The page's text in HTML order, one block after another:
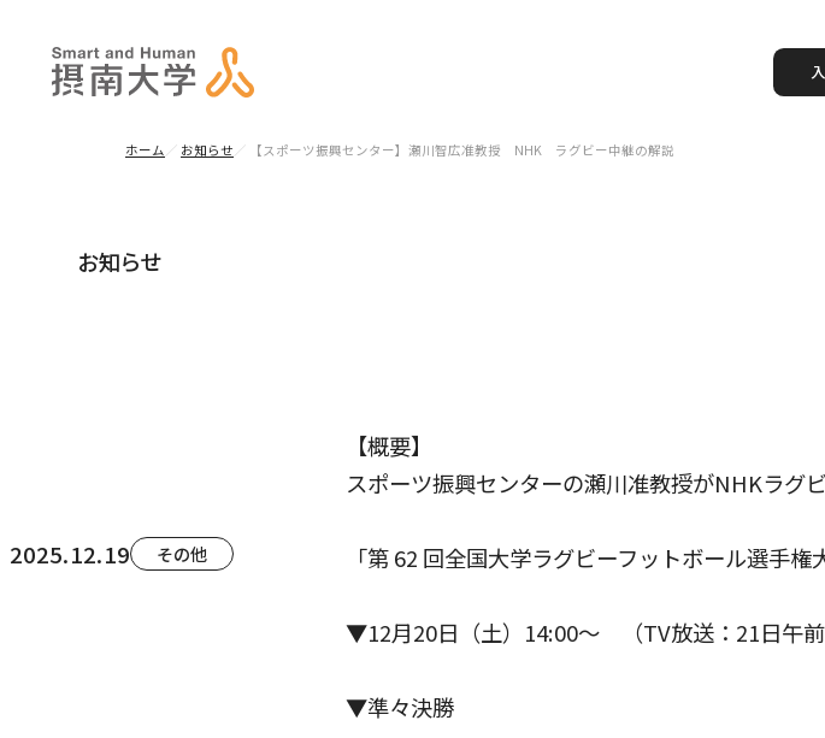
ホーム お知らせ 【スポーツ振興センター】瀬川智広准教授 NHK ラグビー中継の解説
お知らせ
2025.12.19 その他
【概要】
スポーツ振興センターの瀬川准教授がNHKラグ
「第 62 回全国大学ラグビーフットボール選手権
▼12月20日（土）14:00〜 （TV放送：21日午前
▼準々決勝